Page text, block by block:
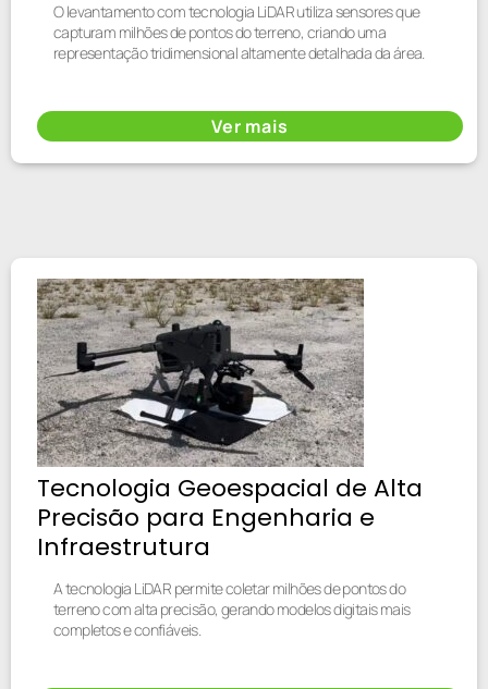
O levantamento com tecnologia LiDAR utiliza sensores que
capturam milhões de pontos do terreno, criando uma
representação tridimensional altamente detalhada da área.
Ver mais
Tecnologia Geoespacial de Alta
Precisão para Engenharia e
Infraestrutura
A tecnologia LiDAR permite coletar milhões de pontos do
terreno com alta precisão, gerando modelos digitais mais
completos e confiáveis.